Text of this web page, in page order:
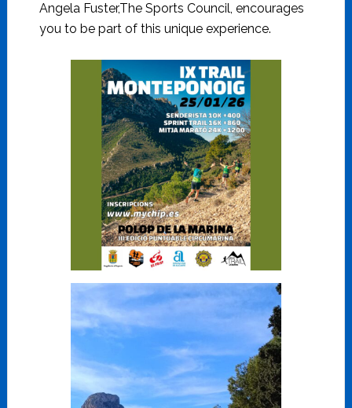
Angela Fuster,The Sports Council, encourages
you to be part of this unique experience.